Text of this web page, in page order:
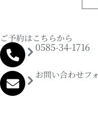
0585-34-1716
ご予約はこちらから
お問い合わせフ